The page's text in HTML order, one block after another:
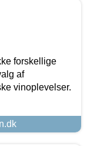
forskellige
af
vinoplevelser.